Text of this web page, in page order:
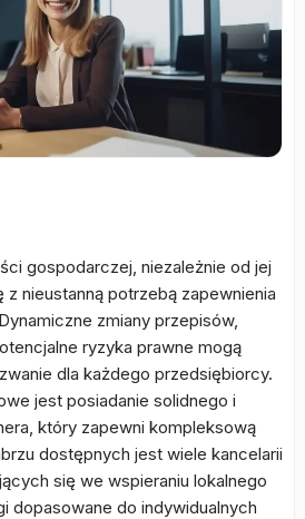
gospodarczej, niezależnie od jej
z nieustanną potrzebą zapewnienia
zmiany przepisów,
ryzyka prawne mogą
dla każdego przedsiębiorcy.
jest posiadanie solidnego i
który zapewni kompleksową
dostępnych jest wiele kancelarii
się we wspieraniu lokalnego
dopasowane do indywidualnych